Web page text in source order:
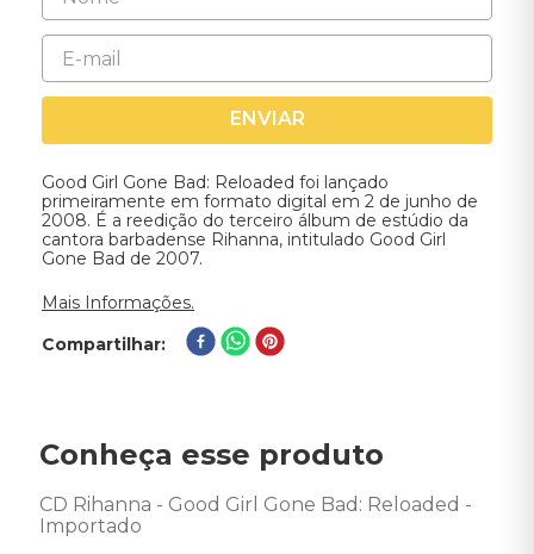
ENVIAR
Good Girl Gone Bad: Reloaded foi lançado
primeiramente em formato digital em 2 de junho de
2008. É a reedição do terceiro álbum de estúdio da
cantora barbadense Rihanna, intitulado Good Girl
Gone Bad de 2007.
Mais Informações.
Compartilhar
Conheça esse produto
CD Rihanna - Good Girl Gone Bad: Reloaded -
Importado